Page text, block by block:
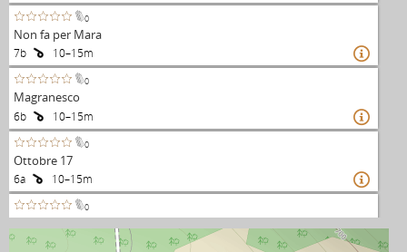
0
Non fa per Mara
7b 10–15m 
0
Magranesco
6b 10–15m 
0
Ottobre 17
6a 10–15m 
0
Somari
6c 10–15m 